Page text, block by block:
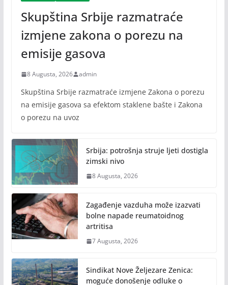
Skupština Srbije razmatraće
izmjene zakona o porezu na
emisije gasova
8 Augusta, 2026 admin
Skupština Srbije razmatraće izmjene Zakona o porezu
na emisije gasova sa efektom staklene bašte i Zakona
o porezu na uvoz
Srbija: potrošnja struje ljeti dostigla
zimski nivo
8 Augusta, 2026
Zagađenje vazduha može izazvati
bolne napade reumatoidnog
artritisa
7 Augusta, 2026
Sindikat Nove Željezare Zenica:
moguće donošenje odluke o